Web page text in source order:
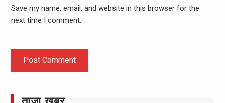
Save my name, email, and website in this browser for the
next time I comment.